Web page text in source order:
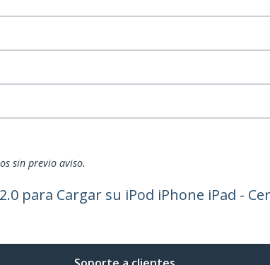
sin previo aviso.
para Cargar su iPod iPhone iPad -